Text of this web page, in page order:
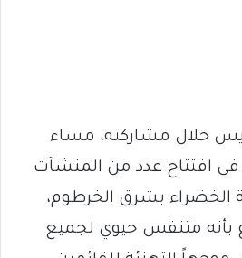
خلال مشاركته، مساء
1 مايو 2026، في افتتاح عدد من المنشآت
الخضراء بشرق الخرطوم،
متنفس حيوي لجميع